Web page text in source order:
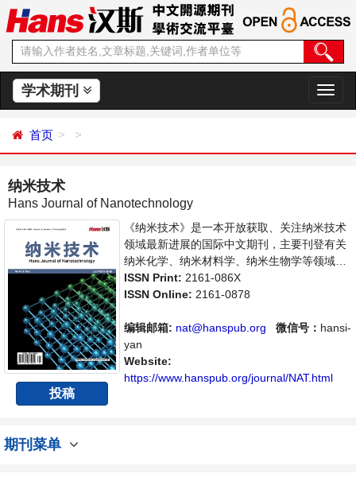
学术期刊
切
换
首页
纳米技术
Hans Journal of Nanotechnology
投稿
《纳米技术》是一本开放获取、关注纳米技术
领域最新进展的国际中文期刊，主要刊登有关
纳米化学、纳米材料学、纳米生物学等领域的
论文，反映国内外该领域的最新研究动态。本
刊支持思想创新、学术创新，倡导科学，繁荣
范围内的科学家、学者、科研人员提供一个传
播、分享和讨论纳米技术领域内不同方向问题
与发展的交流平台。
ISSN Print: 2161-086X
ISSN Online: 2161-0878
编辑邮箱: nat@hanspub.org 微信号： hansi-
yan
Website:
https://www.hanspub.org/journal/NAT.html
期刊菜单